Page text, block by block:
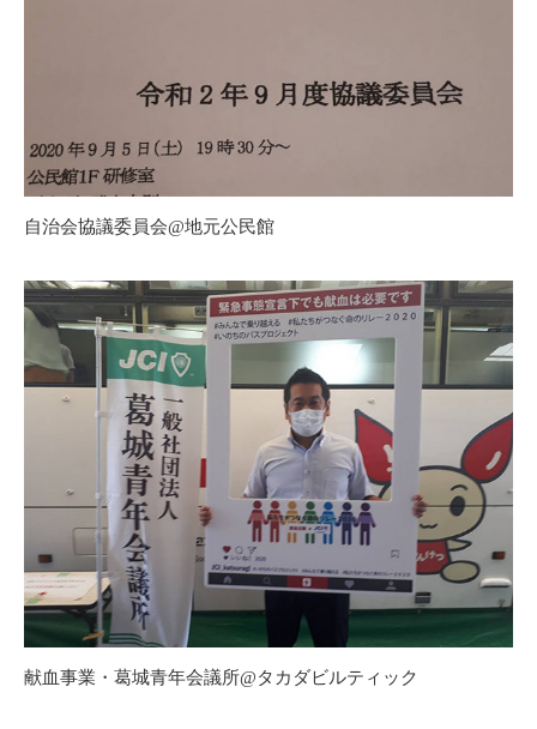
自治会協議委員会@地元公民館
献血事業・葛城青年会議所@タカダビルティック